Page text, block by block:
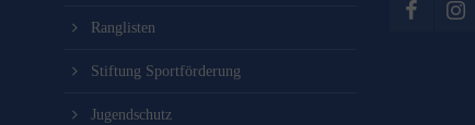
Ranglisten
Stiftung Sportförderung
Jugendschutz